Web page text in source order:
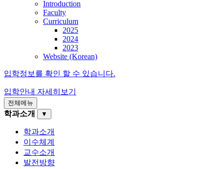
Introduction
Faculty
Curriculum
2025
2024
2023
Website (Korean)
입학정보를 확인 할 수 있습니다.
입학안내 자세히보기
전체메뉴
학과소개 ▼
학과소개
이수체계
교수소개
발전방향